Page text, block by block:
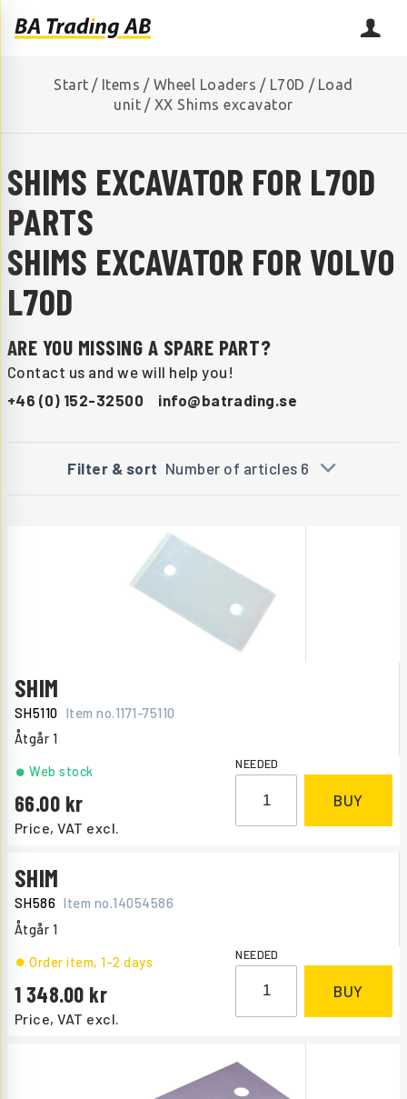
Start / Items / Wheel Loaders / L70D / Load
unit / XX Shims excavator
SHIMS EXCAVATOR FOR L70D
PARTS
SHIMS EXCAVATOR FOR VOLVO
L70D
ARE YOU MISSING A SPARE PART?
Contact us and we will help you!
+46 (0) 152-32500
info@batrading.se
Filter & sort Number of articles 6
SHIM
SH5110 Item no.1171-75110
Åtgår 1
Price, VAT excl.
66.00
Web stock NEEDED
BUY
SHIM
SH586 Item no.14054586
Åtgår 1
Price, VAT excl.
1 348.00
Order item, 1-2 days NEEDED
BUY